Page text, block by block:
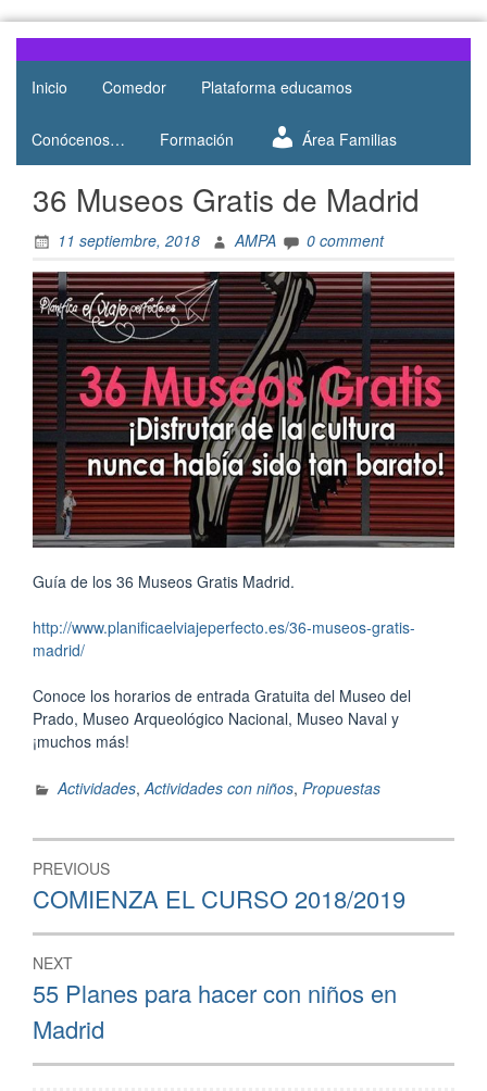
contentAMPA
Salesianos
Atocha
AMPA del
Colegio
de Atocha
Inicio Comedor Plataforma educamos
Conócenos… Formación Área Familias
36 Museos Gratis de Madrid
11 septiembre, 2018 AMPA 0 comment
Guía de los 36 Museos Gratis Madrid.
http://www.planificaelviajeperfecto.es/36-museos-gratis-
madrid/
Conoce los horarios de entrada Gratuita del Museo del
Prado, Museo Arqueológico Nacional, Museo Naval y
¡muchos más!
Actividades,Actividades con niños, Propuestas
Navegación
de
entradas
PREVIOUS
Previous
post:
COMIENZA EL CURSO 2018/2019
NEXT
Next
post:
55 Planes para hacer con niños en
Madrid